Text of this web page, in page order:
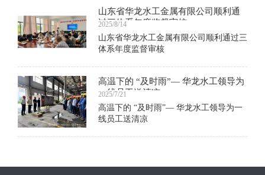
山东省华龙水工金属有限公司顺利通
过三体系年度监督审核
2025/8/14
山东省华龙水工金属有限公司顺利通过三
体系年度监督审核
高温下的 “及时雨”— 华龙水工领导为
一线员工送清凉
2025/7/21
高温下的 “及时雨”— 华龙水工领导为一
线员工送清凉